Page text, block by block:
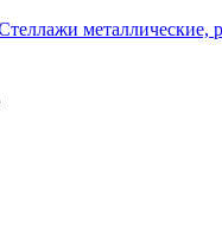
металлические,